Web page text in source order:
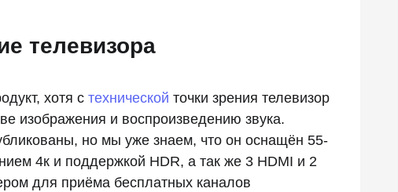
телевизора
хотя с технической точки зрения телевизор
изображения и воспроизведению звука.
но мы уже знаем, что он оснащён 55-
4к и поддержкой HDR, а так же 3 HDMI и 2
для приёма бесплатных каналов